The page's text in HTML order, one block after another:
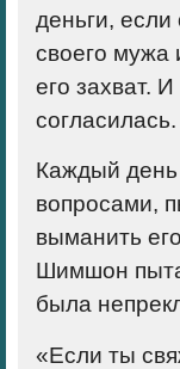
деньги, если
своего мужа
его захват.
согласилась.
Каждый
вопросами,
выманить
Шимшон
была
«Если ты